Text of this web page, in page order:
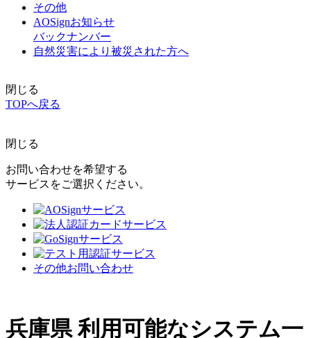
その他
AOSignお知らせ
バックナンバー
自然災害により被災された方へ
閉じる
TOPへ戻る
閉じる
お問い合わせを希望する
サービスをご選択ください。
その他お問い合わせ
兵庫県 利用可能なシステム一